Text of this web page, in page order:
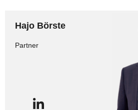
Hajo Börste
Partner